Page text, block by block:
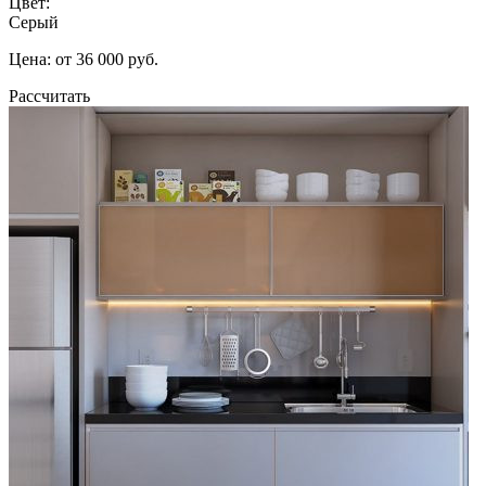
Серый
Цена: от 36 000 руб.
Рассчитать